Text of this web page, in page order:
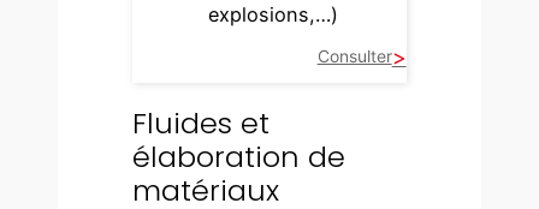
explosions,…)
Consulter
Fluides et
élaboration de
matériaux